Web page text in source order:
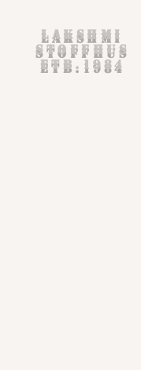
Lakshmi
Stoffhus
etb.1984